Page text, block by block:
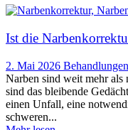
Ist die
2. Mai 2026 Behandlungen
Narben sind weit mehr als
sind das bleibende
einen Unfall, eine
schweren...